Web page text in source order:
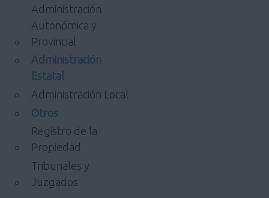
Administración
Autonómica y
Provincial
Administración
Estatal
Administración Local
Otros
Registro de la
Propiedad
Tribunales y
Juzgados